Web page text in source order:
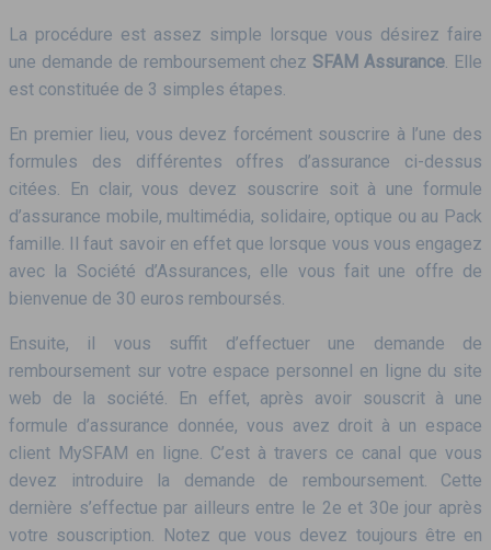
La procédure est assez simple lorsque vous désirez faire
une demande de remboursement chez SFAM Assurance . Elle
est constituée de 3 simples étapes.
En premier lieu, vous devez forcément souscrire à l’une des
formules des différentes offres d’assurance ci-dessus
citées. En clair, vous devez souscrire soit à une formule
d’assurance mobile, multimédia, solidaire, optique ou au Pack
famille. Il faut savoir en effet que lorsque vous vous engagez
avec la Société d’Assurances, elle vous fait une offre de
bienvenue de 30 euros remboursés.
Ensuite, il vous suffit d’effectuer une demande de
remboursement sur votre espace personnel en ligne du site
web de la société. En effet, après avoir souscrit à une
formule d’assurance donnée, vous avez droit à un espace
client MySFAM en ligne. C’est à travers ce canal que vous
devez introduire la demande de remboursement. Cette
dernière s’effectue par ailleurs entre le 2e et 30e jour après
votre souscription. Notez que vous devez toujours être en